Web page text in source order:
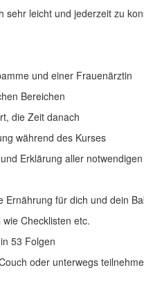
sehr leicht und jederzeit zu
und einer Frauenärztin
Bereichen
die Zeit danach
während des Kurses
Erklärung aller
Ernährung für dich und dein
Checklisten etc.
53 Folgen
oder unterwegs